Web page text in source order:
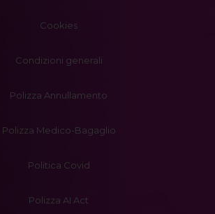
Cookies
Condizioni generali
Polizza Annullamento
Polizza Medico-Bagaglio
Politica Covid
Polizza AI Act